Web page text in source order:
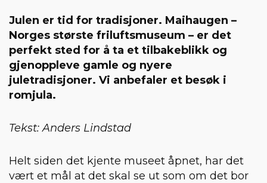
Julen er tid for tradisjoner. Maihaugen –
Norges største friluftsmuseum – er det
perfekt sted for å ta et tilbakeblikk og
gjenoppleve gamle og nyere
juletradisjoner. Vi anbefaler et besøk i
romjula.
Tekst: Anders Lindstad
Helt siden det kjente museet åpnet, har det
vært et mål at det skal se ut som om det bor